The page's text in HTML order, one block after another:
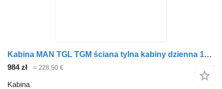
Kabina MAN TGL TGM ściana tylna kabiny dzienna 1111 do ciągnika siodłowego
984 zł ≈ 228,50 €
Kabina